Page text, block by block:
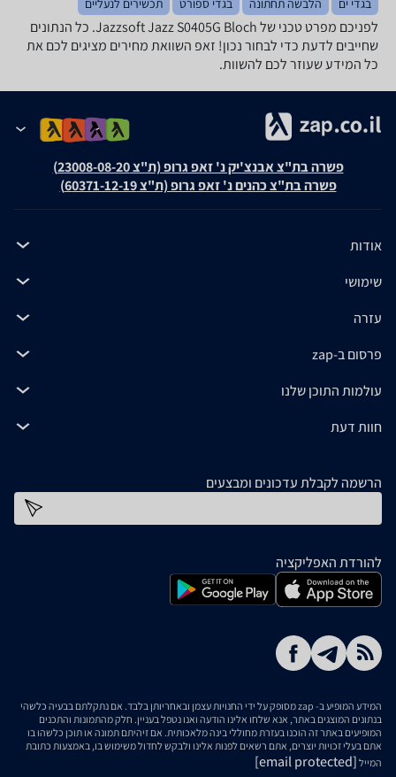
בגדי ים
הלבשה תחתונה בגדי ספורט תכשירים לנעליים
לפניכם מפרט טכני של Jazzsoft Jazz S0405G Bloch. כל הנתונים
שחייבים לדעת כדי לבחור נכון! זאפ השוואת מחירים מציגים לכם את
כל המידע שעוזר לכם להשוות.
פשרה בת"צ אבנצ'יק נ' זאפ גרופ (ת"צ 23008-08-20)
פשרה בת"צ כהנים נ' זאפ גרופ (ת"צ 60371-12-19)
אודות
שימושי
עזרה
פרסום ב-zap
עולמות התוכן שלנו
חוות דעת
הרשמה לקבלת עדכונים ומבצעים
להורדת האפליקציה
המידע המופיע ב- zap מסופק על ידי החנויות עצמן ובאחריותן בלבד. אם נתקלתם בבעיה כלשהי
בנתונים המוצגים באתר, אנא שלחו אלינו הודעה ואנו נטפל בעניין. חלק מהתמונות והתכנים
המופיעים באתר זה הוכנו בעזרת מחוללי בינה מלאכותית. אם זיהיתם תמונה או תוכן כלשהו בו
אתם בעלי זכויות יוצרים, אתם רשאים לפנות אלינו ולבקש לחדול משימוש בו, באמצעות כתובת
המייל [email protected]